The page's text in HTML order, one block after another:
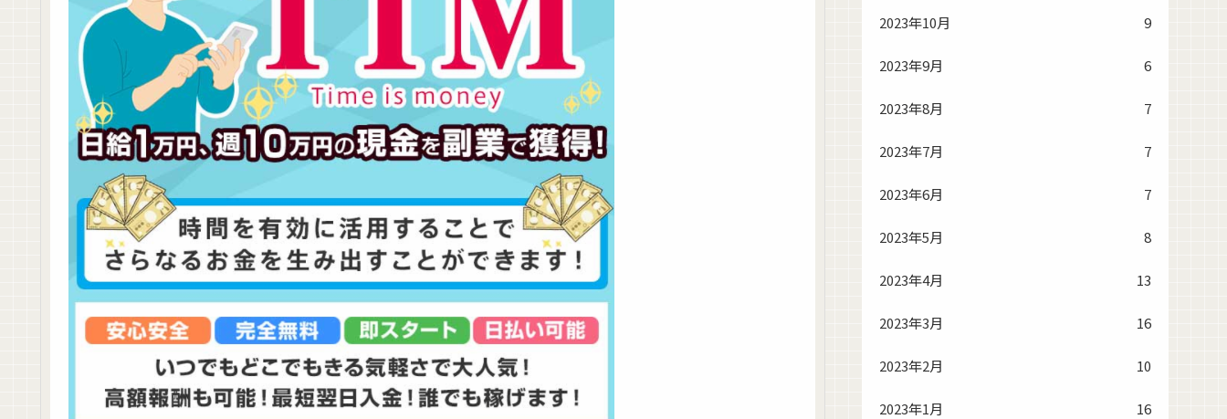
2023年10月 9
2023年9月 6
2023年8月 7
2023年7月 7
2023年6月 7
2023年5月 8
2023年4月 13
2023年3月 16
2023年2月 10
2023年1月 16